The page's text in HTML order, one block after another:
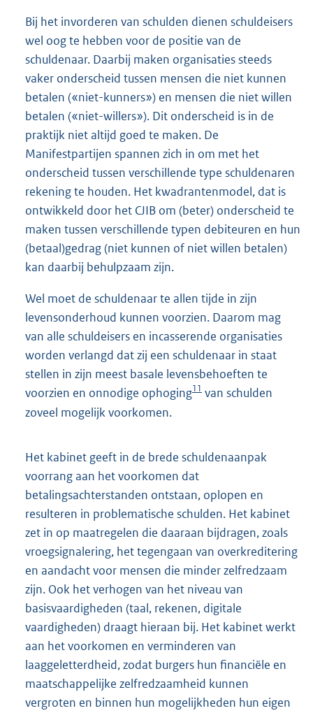
Bij het invorderen van schulden dienen schuldeisers
wel oog te hebben voor de positie van de
schuldenaar. Daarbij maken organisaties steeds
vaker onderscheid tussen mensen die niet kunnen
betalen («niet-kunners») en mensen die niet willen
betalen («niet-willers»). Dit onderscheid is in de
praktijk niet altijd goed te maken. De
Manifestpartijen spannen zich in om met het
onderscheid tussen verschillende type schuldenaren
rekening te houden. Het kwadrantenmodel, dat is
ontwikkeld door het CJIB om (beter) onderscheid te
maken tussen verschillende typen debiteuren en hun
(betaal)gedrag (niet kunnen of niet willen betalen)
kan daarbij behulpzaam zijn.
Wel moet de schuldenaar te allen tijde in zijn
levensonderhoud kunnen voorzien. Daarom mag
van alle schuldeisers en incasserende organisaties
worden verlangd dat zij een schuldenaar in staat
stellen in zijn meest basale levensbehoeften te
voorzien en onnodige ophoging11 van schulden
zoveel mogelijk voorkomen.
Het kabinet geeft in de brede schuldenaanpak
voorrang aan het voorkomen dat
betalingsachterstanden ontstaan, oplopen en
resulteren in problematische schulden. Het kabinet
zet in op maatregelen die daaraan bijdragen, zoals
vroegsignalering, het tegengaan van overkreditering
en aandacht voor mensen die minder zelfredzaam
zijn. Ook het verhogen van het niveau van
basisvaardigheden (taal, rekenen, digitale
vaardigheden) draagt hieraan bij. Het kabinet werkt
aan het voorkomen en verminderen van
laaggeletterdheid, zodat burgers hun financiële en
maatschappelijke zelfredzaamheid kunnen
vergroten en binnen hun mogelijkheden hun eigen